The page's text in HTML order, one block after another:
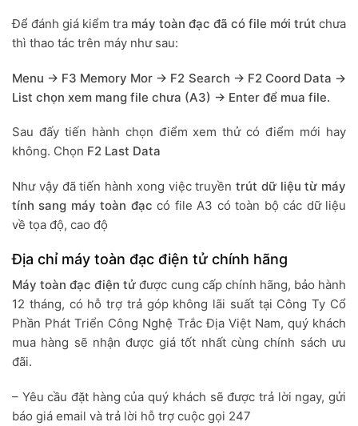
Để đánh giá kiểm tra máy toàn đạc đã có file mới trút chưa
thì thao tác trên máy như sau:
Menu -> F3 Memory Mor -> F2 Search -> F2 Coord Data ->
List chọn xem mang file chưa (A3) -> Enter để mua file.
Sau đấy tiến hành chọn điểm xem thử có điểm mới hay
không. Chọn F2 Last Data
Như vậy đã tiến hành xong việc truyền trút dữ liệu từ máy
tính sang máy toàn đạc có file A3 có toàn bộ các dữ liệu
về tọa độ, cao độ
Địa chỉ máy toàn đạc điện tử chính hãng
Máy toàn đạc điện tửđược cung cấp chính hãng, bảo hành
12 tháng, có hỗ trợ trả góp không lãi suất tại Công Ty Cổ
Phần Phát Triển Công Nghệ Trắc Địa Việt Nam, quý khách
mua hàng sẽ nhận được giá tốt nhất cùng chính sách ưu
đãi.
– Yêu cầu đặt hàng của quý khách sẽ được trả lời ngay, gửi
báo giá email và trả lời hỗ trợ cuộc gọi 247